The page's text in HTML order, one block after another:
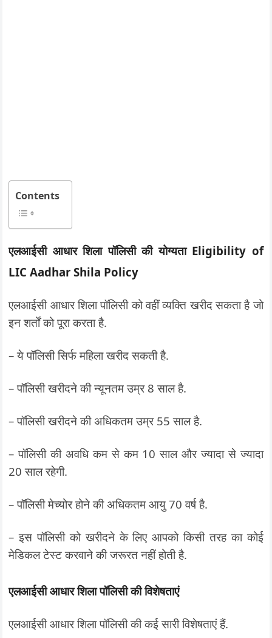
Contents
एलआईसी आधार शिला पॉलिसी की योग्यता Eligibility of
LIC Aadhar Shila Policy
एलआईसी आधार शिला पॉलिसी को वहीं व्यक्ति खरीद सकता है जो
इन शर्तों को पूरा करता है.
– ये पॉलिसी सिर्फ महिला खरीद सकती है.
– पॉलिसी खरीदने की न्यूनतम उम्र 8 साल है.
– पॉलिसी खरीदने की अधिकतम उम्र 55 साल है.
– पॉलिसी की अवधि कम से कम 10 साल और ज्यादा से ज्यादा
20 साल रहेगी.
– पॉलिसी मेच्योर होने की अधिकतम आयु 70 वर्ष है.
– इस पॉलिसी को खरीदने के लिए आपको किसी तरह का कोई
मेडिकल टेस्ट करवाने की जरूरत नहीं होती है.
एलआईसी आधार शिला पॉलिसी की विशेषताएं
एलआईसी आधार शिला पॉलिसी की कई सारी विशेषताएं हैं.